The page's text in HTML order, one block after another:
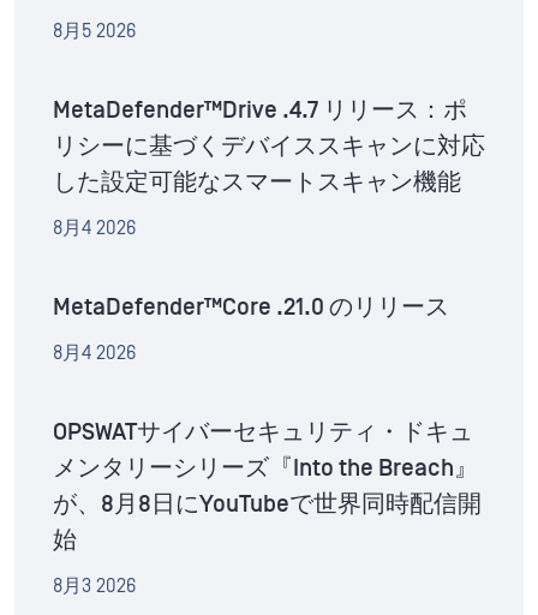
8月5 2026
MetaDefender™Drive .4.7 リリース：ポ
リシーに基づくデバイススキャンに対応
した設定可能なスマートスキャン機能
8月4 2026
MetaDefender™Core .21.0 のリリース
8月4 2026
OPSWATサイバーセキュリティ・ドキュ
メンタリーシリーズ『Into the Breach』
が、8月8日にYouTubeで世界同時配信開
始
8月3 2026